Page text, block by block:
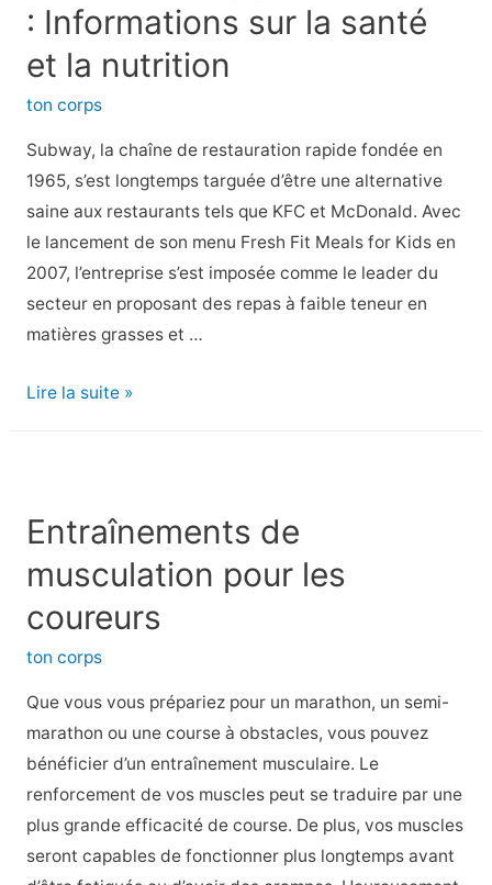
choses
dégoûtantes
à
votre
corps
: Informations sur la santé
et la nutrition
ton corps
Subway, la chaîne de restauration rapide fondée en
1965, s’est longtemps targuée d’être une alternative
saine aux restaurants tels que KFC et McDonald. Avec
le lancement de son menu Fresh Fit Meals for Kids en
2007, l’entreprise s’est imposée comme le leader du
secteur en proposant des repas à faible teneur en
matières grasses et …
Menu
Informations
sur
la
santé
et
la
nutrition
Lire la suite »
Entraînements de
musculation pour les
coureurs
ton corps
Que vous vous prépariez pour un marathon, un semi-
marathon ou une course à obstacles, vous pouvez
bénéficier d’un entraînement musculaire. Le
renforcement de vos muscles peut se traduire par une
plus grande efficacité de course. De plus, vos muscles
seront capables de fonctionner plus longtemps avant